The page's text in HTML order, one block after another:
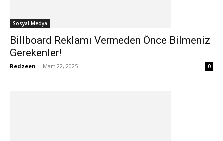
Sosyal Medya
Billboard Reklamı Vermeden Önce Bilmeniz
Gerekenler!
Redzeen - Mart 22, 2025 0